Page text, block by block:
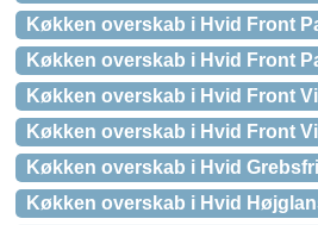
Køkken overskab i Hvid Front
Køkken overskab i Hvid Front
Køkken overskab i Hvid Front
Køkken overskab i Hvid Front
Køkken overskab i Hvid
Køkken overskab i Hvid